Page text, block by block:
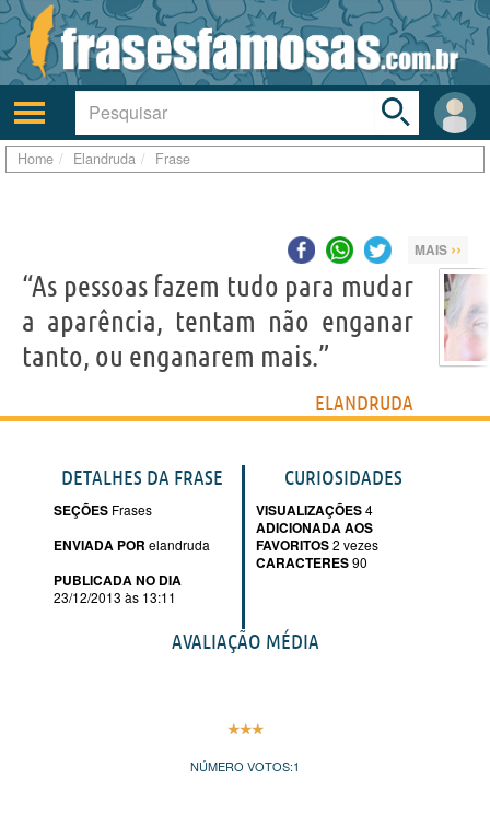
Ativar/desativar
a
navegação
Área
do
Toggle
search
bar
Home Elandruda Frase
MAIS ››
“As pessoas fazem tudo para mudar
a aparência, tentam não enganar
tanto, ou enganarem mais.”
ELANDRUDA
DETALHES DA FRASE
SEÇÕES Frases
ENVIADA POR elandruda
PUBLICADA NO DIA
23/12/2013 às 13:11
CURIOSIDADES
VISUALIZAÇÕES4
ADICIONADA AOS
FAVORITOS2 vezes
CARACTERES90
AVALIAÇÃO MÉDIA
NÚMERO VOTOS:1